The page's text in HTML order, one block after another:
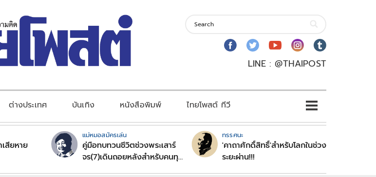
LINE : @THAIPOST
ต่างประเทศ บันเทิง หนังสือพิมพ์ ไทยโพสต์ ทีวี
เสียหาย
แม่หมอสมัครเล่น
คู่มือทบทวนชีวิตช่วงพระเสาร์
จร(7)เดินถอยหลังสำหรับคนทุก
ทรรศนะ
'คาถาศักดิ์สิทธิ์'สำหรับโลกในช่วง
ระยะผ่าน!!!